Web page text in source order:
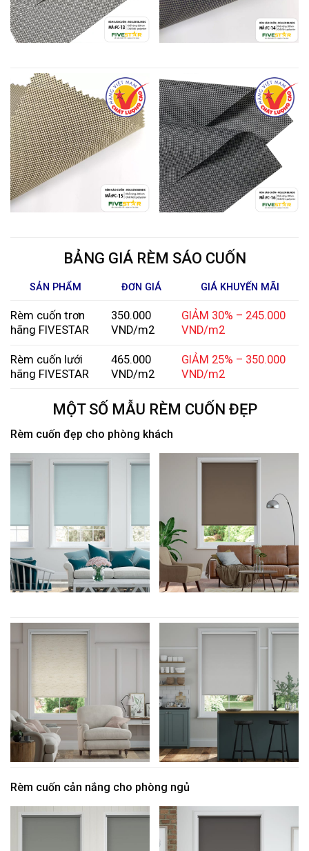
BẢNG GIÁ RÈM SÁO CUỐN
SẢN PHẨM ĐƠN GIÁ GIÁ KHUYẾN MÃI
Rèm cuốn trơn
hãng FIVESTAR
350.000
VND/m2
GIẢM 30% – 245.000
VND/m2
Rèm cuốn lưới
hãng FIVESTAR
465.000
VND/m2
GIẢM 25% – 350.000
VND/m2
MỘT SỐ MẪU RÈM CUỐN ĐẸP
Rèm cuốn đẹp cho phòng khách
Rèm cuốn cản nắng cho phòng ngủ